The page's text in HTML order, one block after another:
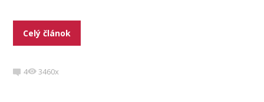
Celý článok
4 3460x